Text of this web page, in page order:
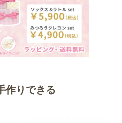
作りできる